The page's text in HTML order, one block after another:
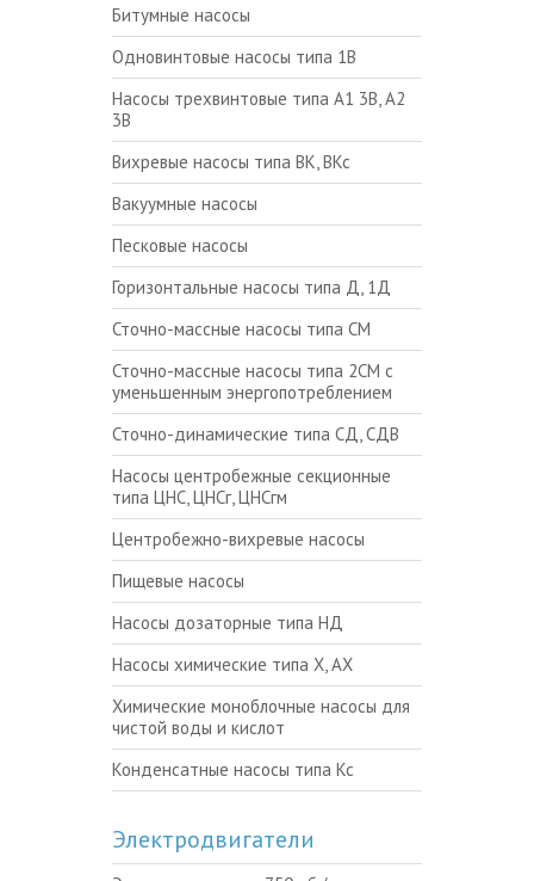
Битумные насосы
Одновинтовые насосы типа 1В
Насосы трехвинтовые типа А1 3В, А2
3В
Вихревые насосы типа ВК, ВКс
Вакуумные насосы
Песковые насосы
Горизонтальные насосы типа Д, 1Д
Сточно-массные насосы типа СМ
Сточно-массные насосы типа 2СМ с
уменьшенным энергопотреблением
Сточно-динамические типа СД, СДВ
Насосы центробежные секционные
типа ЦНС, ЦНСг, ЦНСгм
Центробежно-вихревые насосы
Пищевые насосы
Насосы дозаторные типа НД
Насосы химические типа Х, АХ
Химические моноблочные насосы для
чистой воды и кислот
Конденсатные насосы типа Кс
Электродвигатели